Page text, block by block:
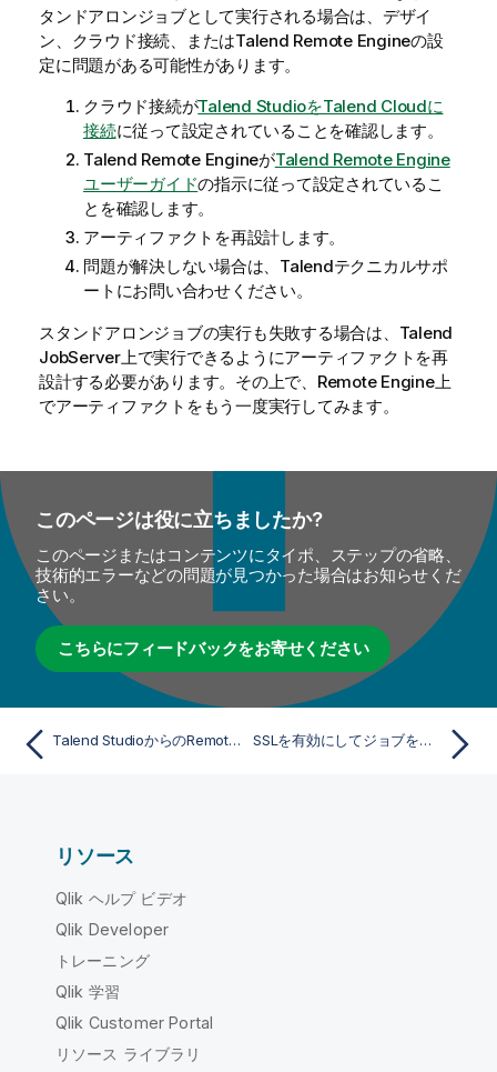
タンドアロンジョブとして実行される場合は、デザイ
ン、クラウド接続、またはTalend Remote Engineの設
定に問題がある可能性があります。
クラウド接続がTalend StudioをTalend Cloudに
接続に従って設定されていることを確認します。
Talend Remote EngineがTalend Remote Engine
ユーザーガイドの指示に従って設定されているこ
とを確認します。
アーティファクトを再設計します。
問題が解決しない場合は、 Talendテクニカルサポ
ートにお問い合わせください。
スタンドアロンジョブの実行も失敗する場合は、 Talend
JobServer上で実行できるようにアーティファクトを再
設計する必要があります。その上で、Remote Engine上
でアーティファクトをもう一度実行してみます。
このページは役に立ちましたか?
このページまたはコンテンツにタイポ、ステップの省略、
技術的エラーなどの問題が見つかった場合はお知らせくだ
さい。
こちらにフィードバックをお寄せください
Talend StudioからのRemote Engineでアーティファクトを実行 SSLを有効にしてジョブをリモートで実行
リソース
Qlik ヘルプ ビデオ
Qlik Developer
トレーニング
Qlik 学習
Qlik Customer Portal
リソース ライブラリ